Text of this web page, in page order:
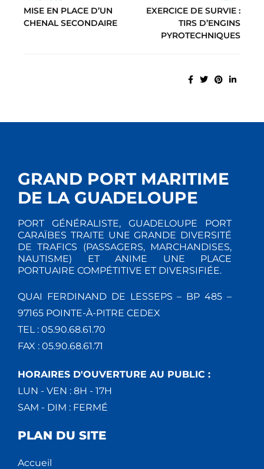
MISE EN PLACE D’UN
CHENAL SECONDAIRE
EXERCICE DE SURVIE :
TIRS D’ENGINS
PYROTECHNIQUES
GRAND PORT MARITIME
DE LA GUADELOUPE
PORT GÉNÉRALISTE, GUADELOUPE PORT
CARAÏBES TRAITE UNE GRANDE DIVERSITÉ
DE TRAFICS (PASSAGERS, MARCHANDISES,
NAUTISME) ET ANIME UNE PLACE
PORTUAIRE COMPÉTITIVE ET DIVERSIFIÉE.
QUAI FERDINAND DE LESSEPS – BP 485 –
97165 POINTE-À-PITRE CEDEX
TEL : 05.90.68.61.70
FAX : 05.90.68.61.71
HORAIRES D'OUVERTURE AU PUBLIC :
LUN - VEN : 8H - 17H
SAM - DIM : FERMÉ
PLAN DU SITE
Accueil